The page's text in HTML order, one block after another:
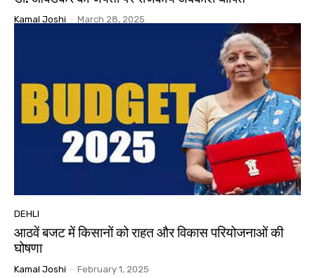
Kamal Joshi - March 28, 2025
DEHLI
आठवें बजट में किसानों को राहत और विकास परियोजनाओं की
घोषणा
Kamal Joshi - February 1, 2025